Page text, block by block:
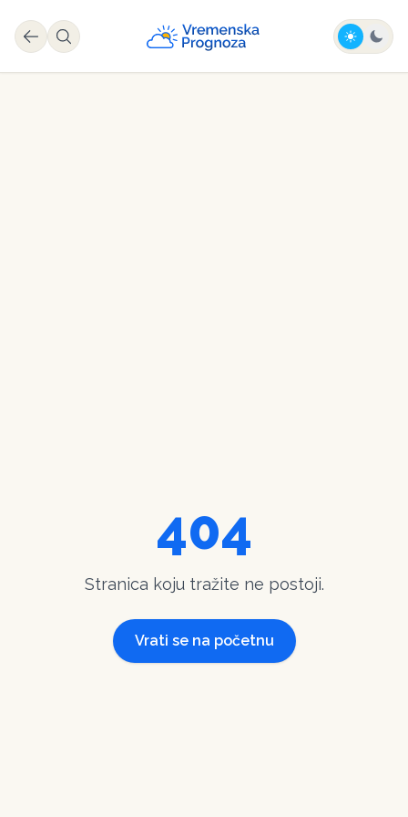
404
Stranica koju tražite ne postoji.
Vrati se na početnu